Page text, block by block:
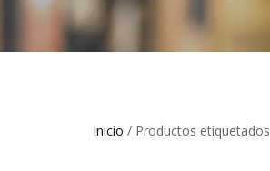
Inicio / Productos etiquetados